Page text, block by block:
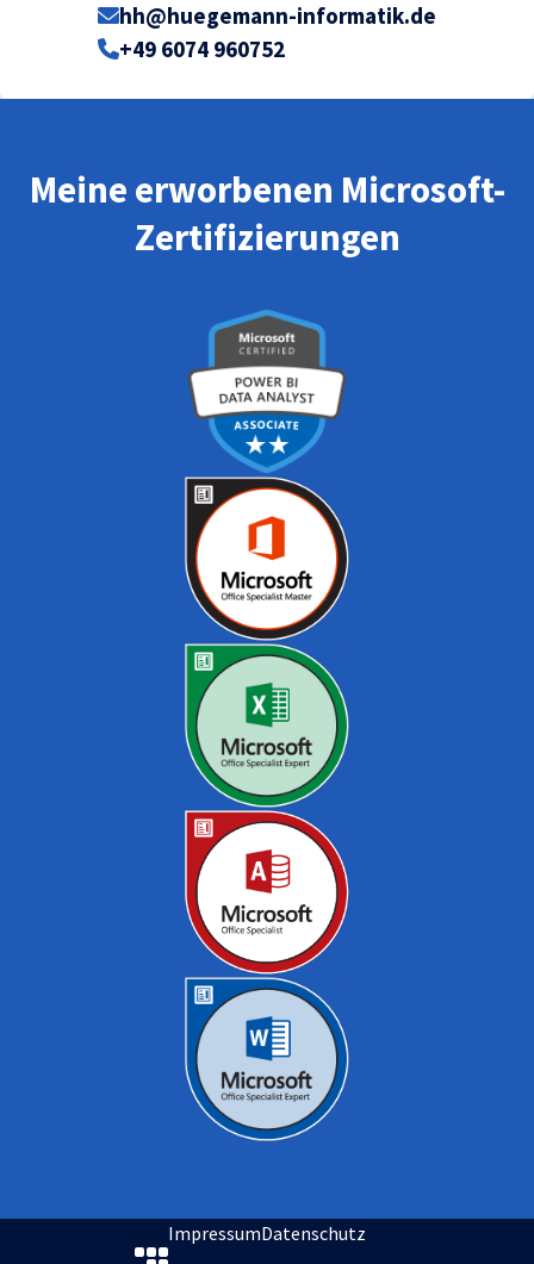
hh@huegemann-informatik.de
+49 6074 960752
Meine erworbenen Microsoft-
Zertifizierungen
ImpressumDatenschutz